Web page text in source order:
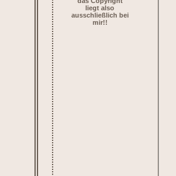
liegt also
ausschließlich bei
mir!!